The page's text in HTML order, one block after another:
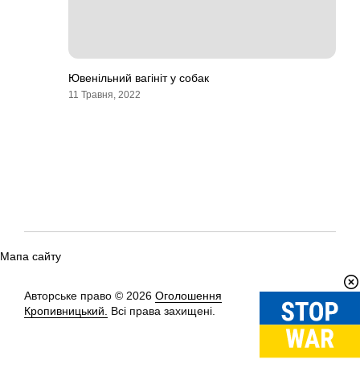
Ювенільний вагініт у собак
11 Травня, 2022
Мапа сайту
Авторське право © 2026 Оголошення
Кропивницький.
Всі права захищені.
Вгору↑